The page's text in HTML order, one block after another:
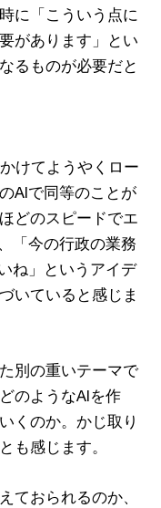
に「こういう点に
があります」とい
るものが必要だと
けてようやくロー
AIで同等のことが
どのスピードでエ
「今の行政の業務
ね」というアイデ
いていると感じま
別の重いテーマで
のようなAIを作
くのか。かじ取り
も感じます。
ておられるのか、